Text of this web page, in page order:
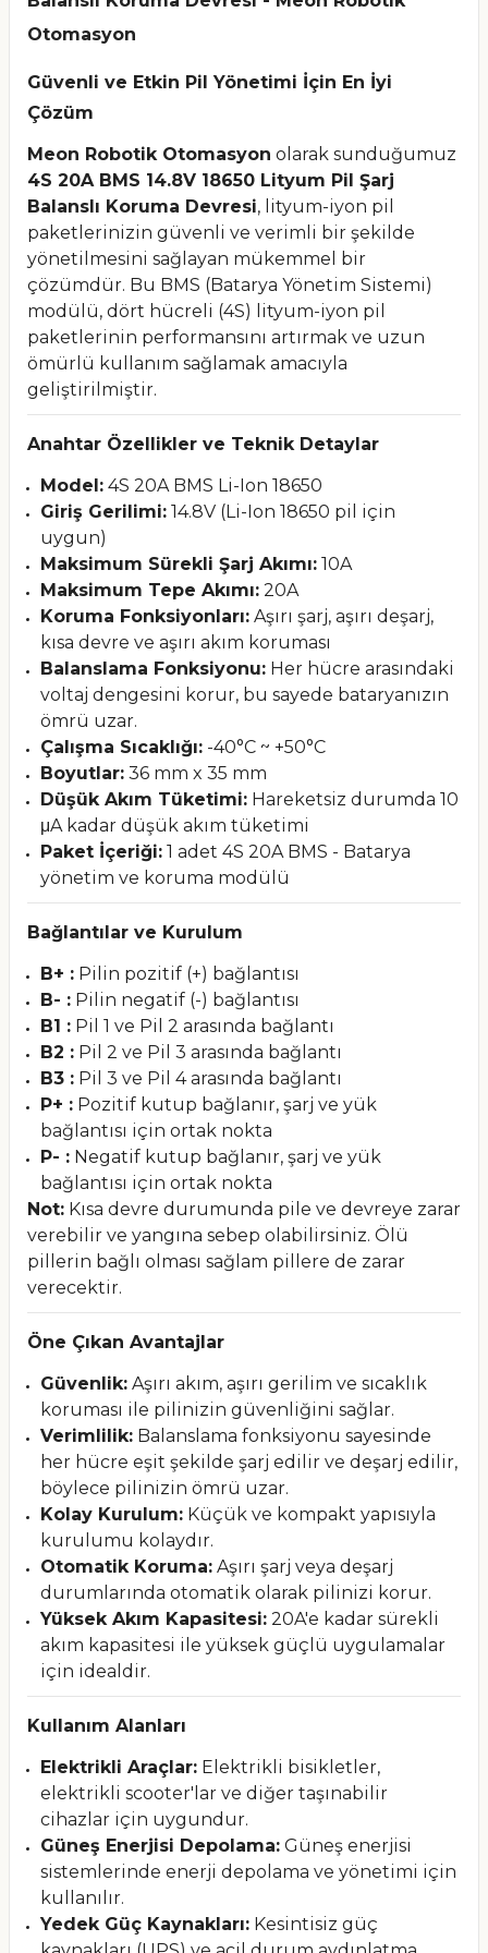
Otomasyon
Güvenli ve Etkin Pil Yönetimi İçin En İyi
Çözüm
Meon Robotik Otomasyon olarak sunduğumuz
4S 20A BMS 14.8V 18650 Lityum Pil Şarj
Balanslı Koruma Devresi, lityum-iyon pil
paketlerinizin güvenli ve verimli bir şekilde
yönetilmesini sağlayan mükemmel bir
çözümdür. Bu BMS (Batarya Yönetim Sistemi)
modülü, dört hücreli (4S) lityum-iyon pil
paketlerinin performansını artırmak ve uzun
ömürlü kullanım sağlamak amacıyla
geliştirilmiştir.
Anahtar Özellikler ve Teknik Detaylar
Model: 4S 20A BMS Li-Ion 18650
Giriş Gerilimi: 14.8V (Li-Ion 18650 pil için
uygun)
Maksimum Sürekli Şarj Akımı: 10A
Maksimum Tepe Akımı: 20A
Koruma Fonksiyonları: Aşırı şarj, aşırı deşarj,
kısa devre ve aşırı akım koruması
Balanslama Fonksiyonu: Her hücre arasındaki
voltaj dengesini korur, bu sayede bataryanızın
ömrü uzar.
Çalışma Sıcaklığı: -40°C ~ +50°C
Boyutlar: 36 mm x 35 mm
Düşük Akım Tüketimi: Hareketsiz durumda 10
μA kadar düşük akım tüketimi
Paket İçeriği: 1 adet 4S 20A BMS - Batarya
yönetim ve koruma modülü
Bağlantılar ve Kurulum
B+ : Pilin pozitif (+) bağlantısı
B- : Pilin negatif (-) bağlantısı
B1 : Pil 1 ve Pil 2 arasında bağlantı
B2 : Pil 2 ve Pil 3 arasında bağlantı
B3 : Pil 3 ve Pil 4 arasında bağlantı
P+ : Pozitif kutup bağlanır, şarj ve yük
bağlantısı için ortak nokta
P- : Negatif kutup bağlanır, şarj ve yük
bağlantısı için ortak nokta
Not: Kısa devre durumunda pile ve devreye zarar
verebilir ve yangına sebep olabilirsiniz. Ölü
pillerin bağlı olması sağlam pillere de zarar
verecektir.
Öne Çıkan Avantajlar
Güvenlik: Aşırı akım, aşırı gerilim ve sıcaklık
koruması ile pilinizin güvenliğini sağlar.
Verimlilik: Balanslama fonksiyonu sayesinde
her hücre eşit şekilde şarj edilir ve deşarj edilir,
böylece pilinizin ömrü uzar.
Kolay Kurulum: Küçük ve kompakt yapısıyla
kurulumu kolaydır.
Otomatik Koruma: Aşırı şarj veya deşarj
durumlarında otomatik olarak pilinizi korur.
Yüksek Akım Kapasitesi: 20A'e kadar sürekli
akım kapasitesi ile yüksek güçlü uygulamalar
için idealdir.
Kullanım Alanları
Elektrikli Araçlar: Elektrikli bisikletler,
elektrikli scooter'lar ve diğer taşınabilir
cihazlar için uygundur.
Güneş Enerjisi Depolama: Güneş enerjisi
sistemlerinde enerji depolama ve yönetimi için
kullanılır.
Yedek Güç Kaynakları: Kesintisiz güç